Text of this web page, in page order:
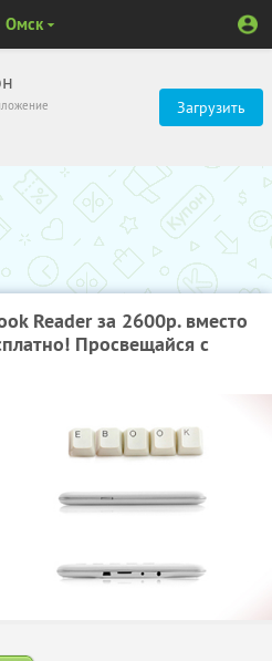
Загрузить
Омск
Reader за 2600р. вместо
Просвещайся с